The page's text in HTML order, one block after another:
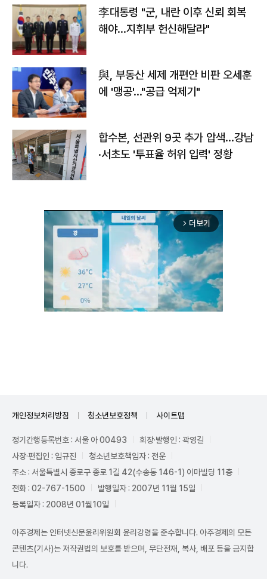
李대통령 "군, 내란 이후 신뢰 회복
해야…지휘부 헌신해달라"
與, 부동산 세제 개편안 비판 오세훈
에 '맹공'…"공급 억제기"
합수본, 선관위 9곳 추가 압색…강남
·서초도 '투표율 허위 입력' 정황
arrow_forward_ios 더보기
개인정보처리방침 청소년보호정책 사이트맵
정기간행등록번호 : 서울 아 00493
회장·발행인 : 곽영길
사장·편집인 : 임규진
청소년보호책임자 : 전운
주소 : 서울특별시 종로구 종로 1길 42(수송동 146-1) 이마빌딩 11층
전화 : 02-767-1500
발행일자 : 2007년 11월 15일
등록일자 : 2008년 01월10일
아주경제는 인터넷신문윤리위원회 윤리강령을 준수합니다. 아주경제의 모든
콘텐츠(기사)는 저작권법의 보호를 받으며, 무단전재, 복사, 배포 등을 금지합
니다.